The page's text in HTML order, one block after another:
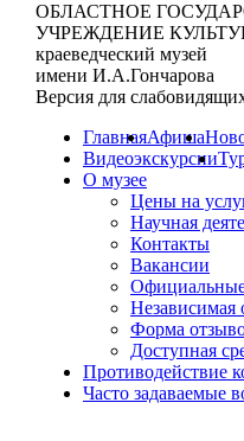
ОБЛАСТНОЕ
УЧРЕЖДЕНИЕ
краеведческий музей
имени И.А.Гончарова
Версия для
ГлавнаяАфиша
Видеоэкскурсии
О музее
Цены на
Научная
Контакты
Вакансии
Независимая
Форма
Доступная
Противодействие
Часто задаваемые